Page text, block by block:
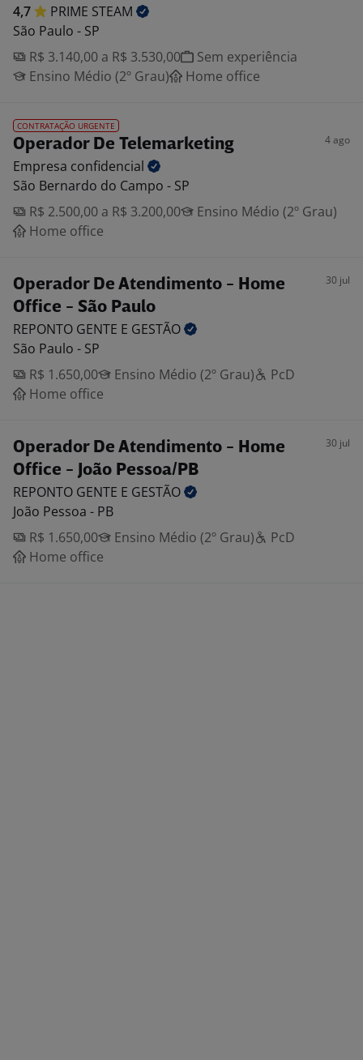
4,7 PRIME STEAM
São Paulo - SP
R$ 3.140,00 a R$ 3.530,00
Sem experiência
Ensino Médio (2º Grau)
Home office
CONTRATAÇÃO URGENTE
Operador De Telemarketing 4 ago
Empresa confidencial
São Bernardo do Campo - SP
R$ 2.500,00 a R$ 3.200,00
Ensino Médio (2º Grau)
Home office
Operador De Atendimento - Home
Office - São Paulo
30 jul
REPONTO GENTE E GESTÃO
São Paulo - SP
R$ 1.650,00
Ensino Médio (2º Grau)
PcD
Home office
Operador De Atendimento - Home
Office - João Pessoa/PB
30 jul
REPONTO GENTE E GESTÃO
João Pessoa - PB
R$ 1.650,00
Ensino Médio (2º Grau)
PcD
Home office